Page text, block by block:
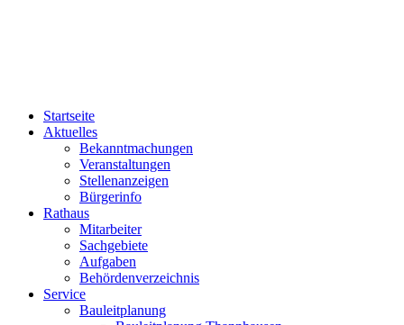
Startseite
Aktuelles
Bekanntmachungen
Veranstaltungen
Stellenanzeigen
Bürgerinfo
Rathaus
Mitarbeiter
Sachgebiete
Aufgaben
Behördenverzeichnis
Service
Bauleitplanung